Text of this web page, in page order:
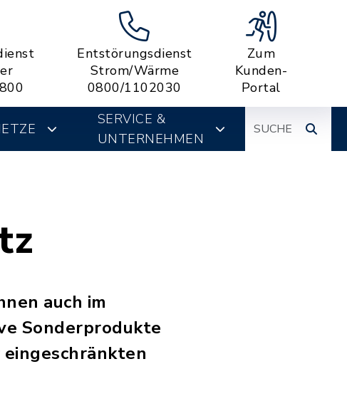
Entstörungsdienst
Strom/Wärme
0800/1102030
Zum
Kunden-
Portal
SERVICE &
UNTERNEHMEN
auch im
Sonderprodukte